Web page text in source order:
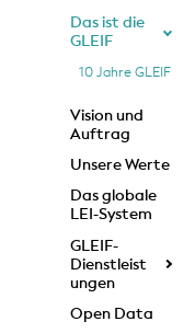
Das ist die
GLEIF
10 Jahre GLEIF
Vision und
Auftrag
Unsere Werte
Das globale
LEI-System
GLEIF-
Dienstleist
ungen
Open Data